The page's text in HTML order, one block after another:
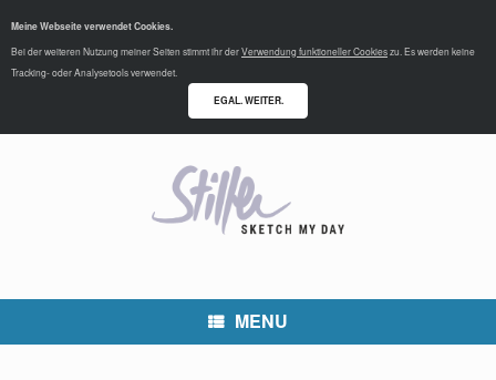
MENU
Meine Webseite verwendet Cookies.
Bei der weiteren Nutzung meiner Seiten stimmt ihr derVerwendung funktioneller Cookieszu. Es werden keine
Tracking- oder Analysetools verwendet.
EGAL. WEITER.